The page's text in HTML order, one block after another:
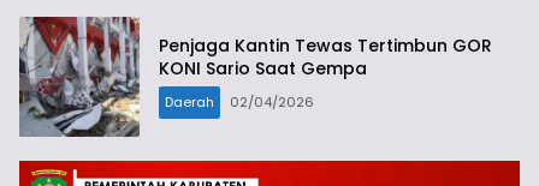
Penjaga Kantin Tewas Tertimbun GOR
KONI Sario Saat Gempa
Daerah 02/04/2026